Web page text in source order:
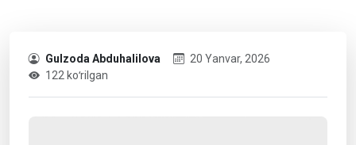
Gulzoda Abduhalilova
20 Yanvar, 2026
122 koʻrilgan